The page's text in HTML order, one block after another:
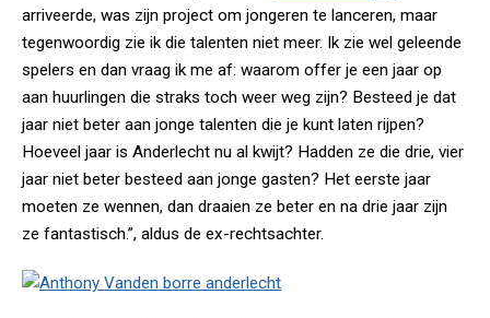
arriveerde, was zijn project om jongeren te lanceren, maar
tegenwoordig zie ik die talenten niet meer. Ik zie wel geleende
spelers en dan vraag ik me af: waarom offer je een jaar op
aan huurlingen die straks toch weer weg zijn? Besteed je dat
jaar niet beter aan jonge talenten die je kunt laten rijpen?
Hoeveel jaar is Anderlecht nu al kwijt? Hadden ze die drie, vier
jaar niet beter besteed aan jonge gasten? Het eerste jaar
moeten ze wennen, dan draaien ze beter en na drie jaar zijn
ze fantastisch.”, aldus de ex-rechtsachter.